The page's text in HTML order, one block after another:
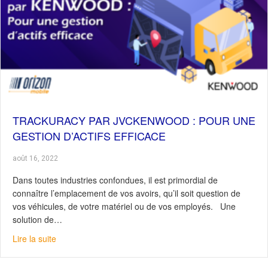
TRACKURACY PAR JVCKENWOOD : POUR UNE
GESTION D’ACTIFS EFFICACE
août 16, 2022
Dans toutes industries confondues, il est primordial de
connaître l’emplacement de vos avoirs, qu’il soit question de
vos véhicules, de votre matériel ou de vos employés. Une
solution de…
Lire la suiteabout Trackuracy par JVCKENWOOD : pour une